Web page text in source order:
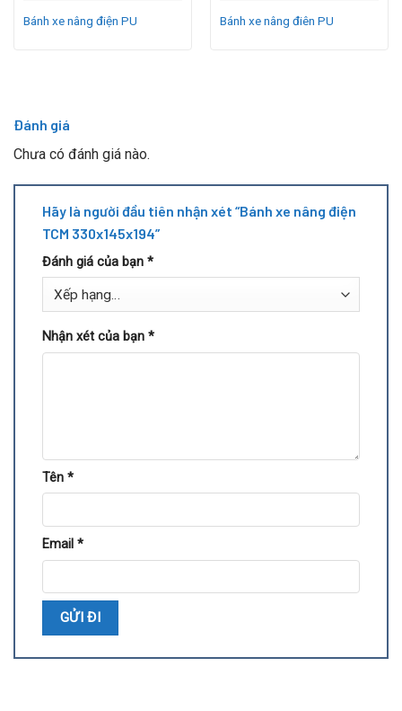
Bánh xe nâng điện PU Bánh xe nâng điên PU
Đánh giá
Chưa có đánh giá nào.
Hãy là người đầu tiên nhận xét “Bánh xe nâng điện
TCM 330x145x194”
Đánh giá của bạn *
Nhận xét của bạn *
Tên *
Email *